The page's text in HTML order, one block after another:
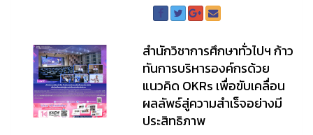
สำนักวิชาการศึกษาทั่วไปฯ ก้าว
ทันการบริหารองค์กรด้วย
แนวคิด OKRs เพื่อขับเคลื่อน
ผลลัพธ์สู่ความสำเร็จอย่างมี
ประสิทธิภาพ